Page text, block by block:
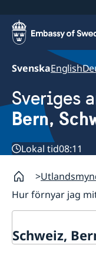
SvenskaEnglish
Sveriges
Bern,
Lokal tid08:11
Hur förnyar jag
Schweiz,